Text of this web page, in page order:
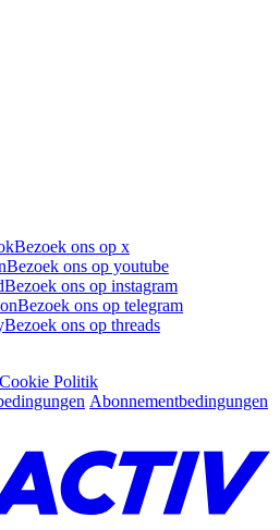
Bezoek ons op x
Bezoek ons op youtube
Bezoek ons op instagram
Bezoek ons op telegram
Bezoek ons op threads
Cookie Politik
Abonnementbedingungen